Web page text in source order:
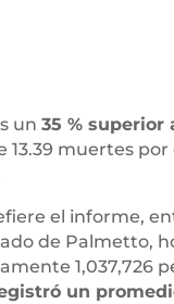
un 35 % superior
13.39 muertes
el informe,
de Palmetto,
1,037,726
un